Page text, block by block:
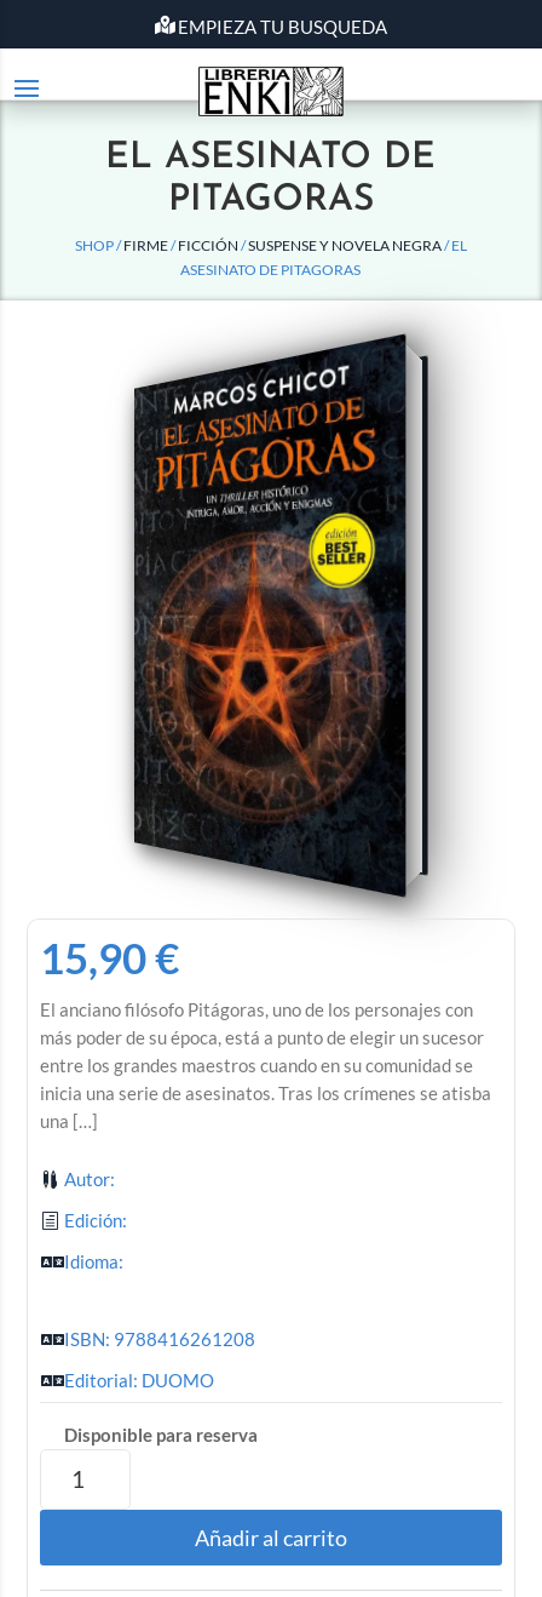
EMPIEZA TU BUSQUEDA
EL ASESINATO DE
PITAGORAS
SHOP /FIRME/FICCIÓN /SUSPENSE Y NOVELA NEGRA/ EL
ASESINATO DE PITAGORAS
15,90€
El anciano filósofo Pitágoras, uno de los personajes con
más poder de su época, está a punto de elegir un sucesor
entre los grandes maestros cuando en su comunidad se
inicia una serie de asesinatos. Tras los crímenes se atisba
una […]
Autor:
Edición:
Idioma:
ISBN: 9788416261208
Editorial: DUOMO
Disponible para reserva
Añadir al carrito